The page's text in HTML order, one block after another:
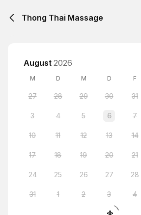
Thong Thai Massage
August 2026
M D M D F
27 28 29 30 31
3 4 5 6 7
10 11 12 13 14
17 18 19 20 21
24 25 26 27 28
31 1 2 3 4